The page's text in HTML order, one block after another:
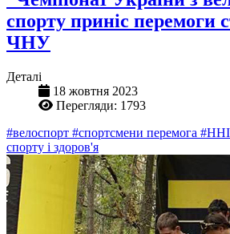
спорту приніс перемоги
ЧНУ
Деталі
18 жовтня 2023
Перегляди: 1793
#велоспорт #спортсмени перемога #ННІ
спорту і здоров'я